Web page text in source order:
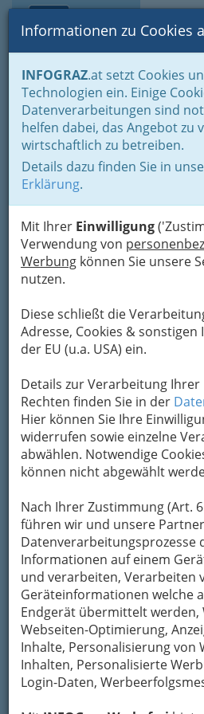
Suche
Informationen zu Cookies
INFOGRAZ.at setzt Cookies
Technologien ein. Einige
Datenverarbeitungen sind
helfen dabei, das Angebot zu
wirtschaftlich zu betreiben.
Details dazu finden Sie in
Erklärung.
Mit Ihrer Einwilligung
Verwendung von
Werbung können Sie unsere
nutzen.
Diese schließt die
Adresse, Cookies &
der EU (u.a. USA) ein.
Details zur Verarbeitung
Rechten finden Sie in der
Hier können Sie Ihre
widerrufen sowie einzelne
abwählen. Notwendige
können nicht abgewählt
Nach Ihrer Zustimmung (Art. 6
führen wir und unsere
Datenverarbeitungsprozesse
Informationen auf einem
und verarbeiten, Verarbeiten
Geräteinformationen welche
Endgerät übermittelt werden,
Webseiten-Optimierung,
Inhalte, Personalisierung von
Inhalten, Personalisierte
Login-Daten,
Home Branchen
Einkaufen &
Der Handel nach WKO-Gliederung
Holzhandel & Baustoffhandel
Eingangstür – der
stilprägende
Ihrem Zuhause
DieEingangstürist weit
funktionale Barriere
draußen: Sie ist der erste
Wohnraums, Ausdruck Ihres
...und ein zentrales
Dämmung und Komfort. Im
von Graz gewinnt die
Bedeutung – ob in
modernen Neubauten. Mit
sich hier Wohnqualität
steigern.
Warum die richtige